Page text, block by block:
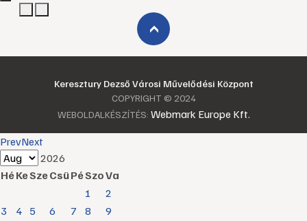
›
Keresztury Dezső Városi Művelődési Központ
COPYRIGHT © 2024
WEBOLDALKÉSZÍTÉS: Webmark Europe Kft.
PrevNext
2026
HéKeSzeCsüPéSzoVa
1
2
3
4 5 6 7 8
9